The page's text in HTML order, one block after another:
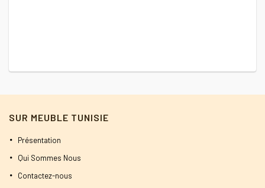
SUR MEUBLE TUNISIE
Présentation
Qui Sommes Nous
Contactez-nous